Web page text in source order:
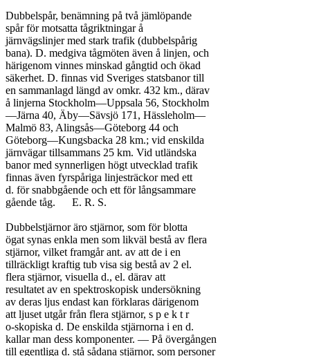
Dubbelspår, benämning på två jämlöpande
spår för motsatta tågriktningar å
järnvägslinjer med stark trafik (dubbelspårig
bana). D. medgiva tågmöten även å linjen, och
härigenom vinnes minskad gångtid och ökad
säkerhet. D. finnas vid Sveriges statsbanor till
en sammanlagd längd av omkr. 432 km., därav
å linjerna Stockholm—Uppsala 56, Stockholm
—Järna 40, Äby—Sävsjö 171, Hässleholm—
Malmö 83, Alingsås—Göteborg 44 och
Göteborg—Kungsbacka 28 km.; vid enskilda
järnvägar tillsammans 25 km. Vid utländska
banor med synnerligen högt utvecklad trafik
finnas även fyrspåriga linjesträckor med ett
d. för snabbgående och ett för långsammare
gående tåg.	E. R. S.
Dubbelstjärnor äro stjärnor, som för blotta
ögat synas enkla men som likväl bestå av flera
stjärnor, vilket framgår ant. av att de i en
tillräckligt kraftig tub visa sig bestå av 2 el.
flera stjärnor, visuella d., el. därav att
resultatet av en spektroskopisk undersökning
av deras ljus endast kan förklaras därigenom
att ljuset utgår från flera stjärnor, s p e k t r
o-skopiska d. De enskilda stjärnorna i en d.
kallar man dess komponenter. — På övergången
till egentliga d. stå sådana stjärnor, som personer